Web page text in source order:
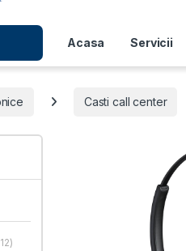
Acasa Servicii
Casti call center